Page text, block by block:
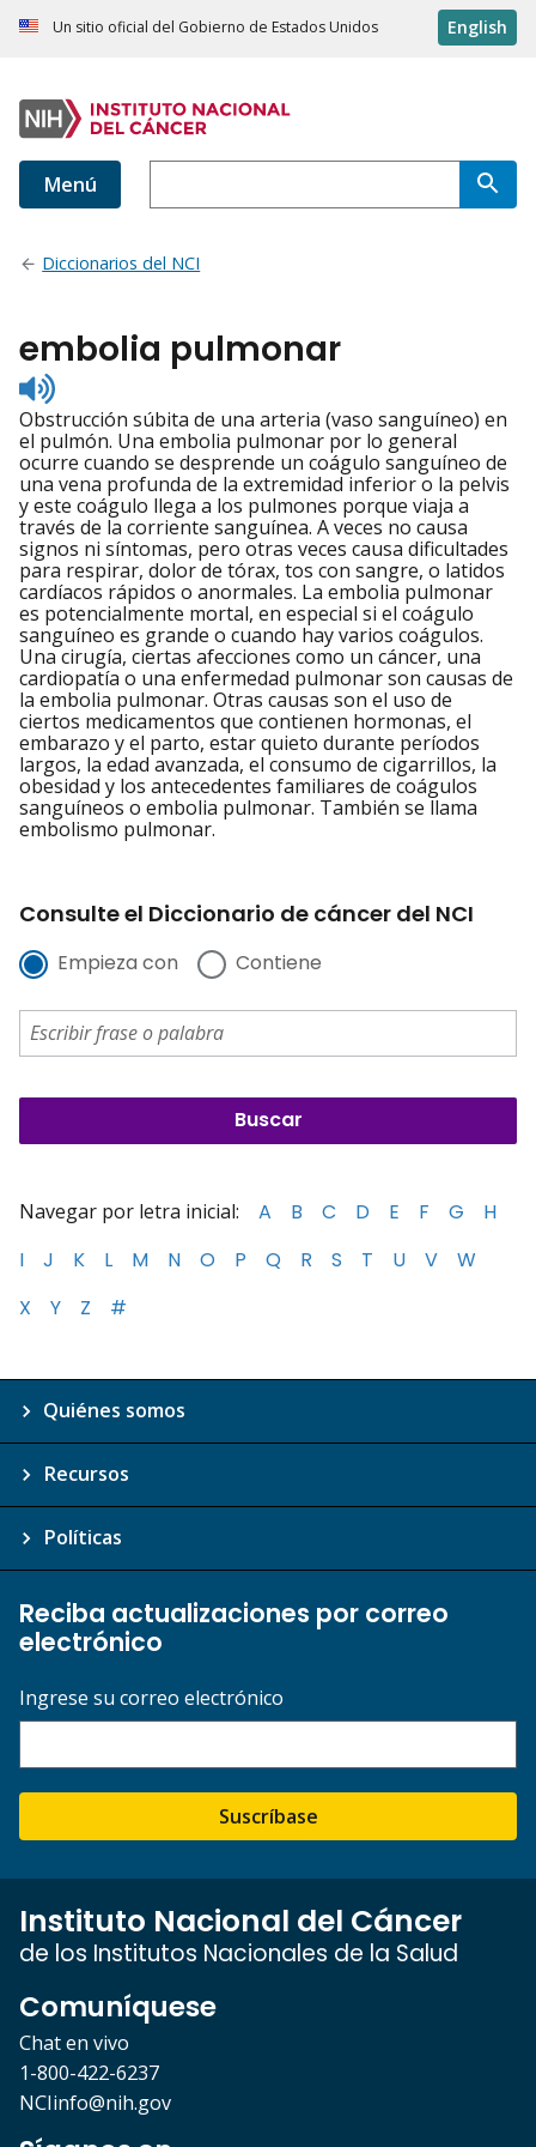
Un sitio oficial del Gobierno de Estados Unidos English
Menú
Diccionarios del NCI
embolia pulmonar
Listen
to
pronunciation
Obstrucción súbita de una arteria (vaso sanguíneo) en
el pulmón. Una embolia pulmonar por lo general
ocurre cuando se desprende un coágulo sanguíneo de
una vena profunda de la extremidad inferior o la pelvis
y este coágulo llega a los pulmones porque viaja a
través de la corriente sanguínea. A veces no causa
signos ni síntomas, pero otras veces causa dificultades
para respirar, dolor de tórax, tos con sangre, o latidos
cardíacos rápidos o anormales. La embolia pulmonar
es potencialmente mortal, en especial si el coágulo
sanguíneo es grande o cuando hay varios coágulos.
Una cirugía, ciertas afecciones como un cáncer, una
cardiopatía o una enfermedad pulmonar son causas de
la embolia pulmonar. Otras causas son el uso de
ciertos medicamentos que contienen hormonas, el
embarazo y el parto, estar quieto durante períodos
largos, la edad avanzada, el consumo de cigarrillos, la
obesidad y los antecedentes familiares de coágulos
sanguíneos o embolia pulmonar. También se llama
embolismo pulmonar.
Consulte el Diccionario de cáncer del NCI
Empieza con Contiene
Navegar por letra inicial: A B C D E F G
H
I
J K L M N O P Q R S T U V
W
X
Y Z #
Quiénes somos
Recursos
Políticas
Reciba actualizaciones por correo
electrónico
Ingrese su correo electrónico
Suscríbase
Instituto Nacional del Cáncer
de los Institutos Nacionales de la Salud
Comuníquese
Chat en vivo
1-800-422-6237
NCIinfo@nih.gov